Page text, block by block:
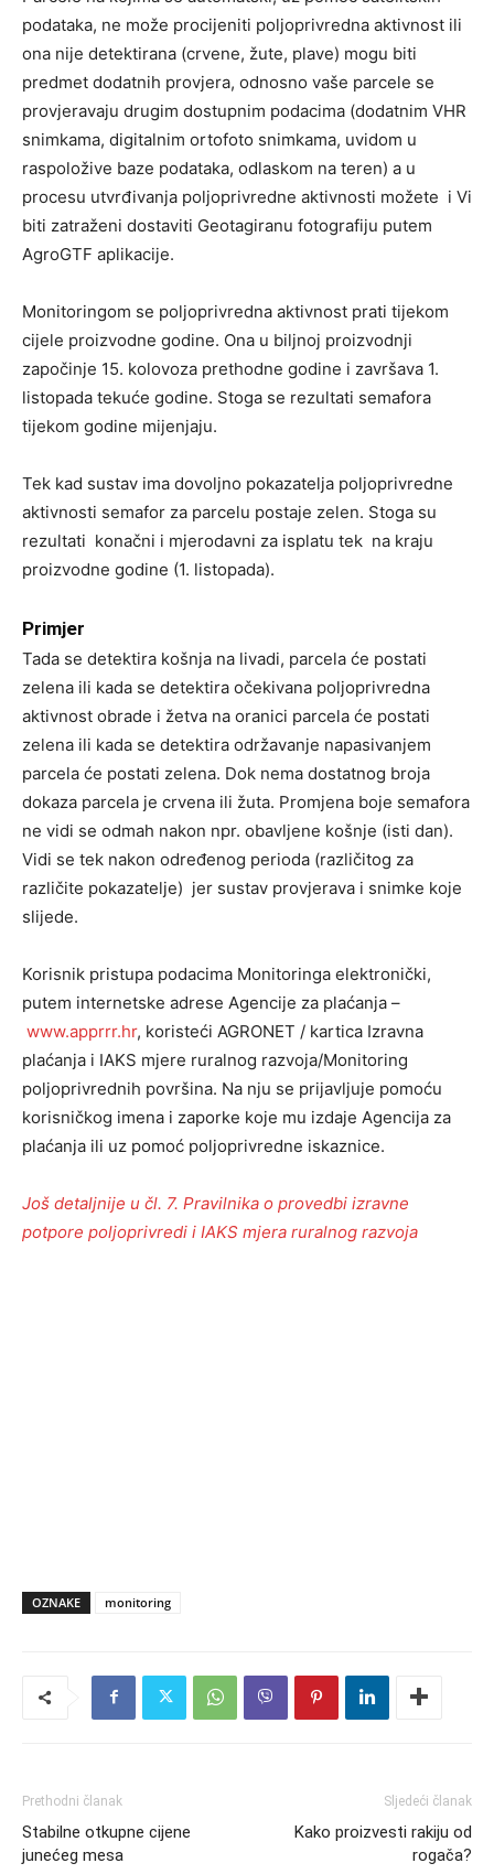
podataka, ne može procijeniti poljoprivredna aktivnost ili
ona nije detektirana (crvene, žute, plave) mogu biti
predmet dodatnih provjera, odnosno vaše parcele se
provjeravaju drugim dostupnim podacima (dodatnim VHR
snimkama, digitalnim ortofoto snimkama, uvidom u
raspoložive baze podataka, odlaskom na teren) a u
procesu utvrđivanja poljoprivredne aktivnosti možete i Vi
biti zatraženi dostaviti Geotagiranu fotografiju putem
AgroGTF aplikacije.
Monitoringom se poljoprivredna aktivnost prati tijekom
cijele proizvodne godine. Ona u biljnoj proizvodnji
započinje 15. kolovoza prethodne godine i završava 1.
listopada tekuće godine. Stoga se rezultati semafora
tijekom godine mijenjaju.
Tek kad sustav ima dovoljno pokazatelja poljoprivredne
aktivnosti semafor za parcelu postaje zelen. Stoga su
rezultati konačni i mjerodavni za isplatu tek na kraju
proizvodne godine (1. listopada).
Primjer
Tada se detektira košnja na livadi, parcela će postati
zelena ili kada se detektira očekivana poljoprivredna
aktivnost obrade i žetva na oranici parcela će postati
zelena ili kada se detektira održavanje napasivanjem
parcela će postati zelena. Dok nema dostatnog broja
dokaza parcela je crvena ili žuta. Promjena boje semafora
ne vidi se odmah nakon npr. obavljene košnje (isti dan).
Vidi se tek nakon određenog perioda (različitog za
različite pokazatelje) jer sustav provjerava i snimke koje
slijede.
Korisnik pristupa podacima Monitoringa elektronički,
putem internetske adrese Agencije za plaćanja –
www.apprrr.hr, koristeći AGRONET / kartica Izravna
plaćanja i IAKS mjere ruralnog razvoja/Monitoring
poljoprivrednih površina. Na nju se prijavljuje pomoću
korisničkog imena i zaporke koje mu izdaje Agencija za
plaćanja ili uz pomoć poljoprivredne iskaznice.
Još detaljnije u čl. 7. Pravilnika o provedbi izravne
potpore poljoprivredi i IAKS mjera ruralnog razvoja
OZNAKE monitoring
Prethodni članak
Stabilne otkupne cijene
junećeg mesa
Sljedeći članak
Kako proizvesti rakiju od
rogača?